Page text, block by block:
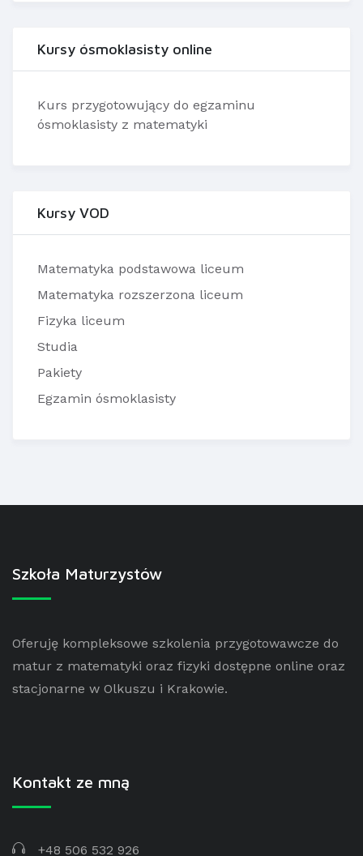
Kursy ósmoklasisty online
Kurs przygotowujący do egzaminu
ósmoklasisty z matematyki
Kursy VOD
Matematyka podstawowa liceum
Matematyka rozszerzona liceum
Fizyka liceum
Studia
Pakiety
Egzamin ósmoklasisty
Szkoła Maturzystów
Oferuję kompleksowe szkolenia przygotowawcze do
matur z matematyki oraz fizyki dostępne online oraz
stacjonarne w Olkuszu i Krakowie.
Kontakt ze mną
+48 506 532 926